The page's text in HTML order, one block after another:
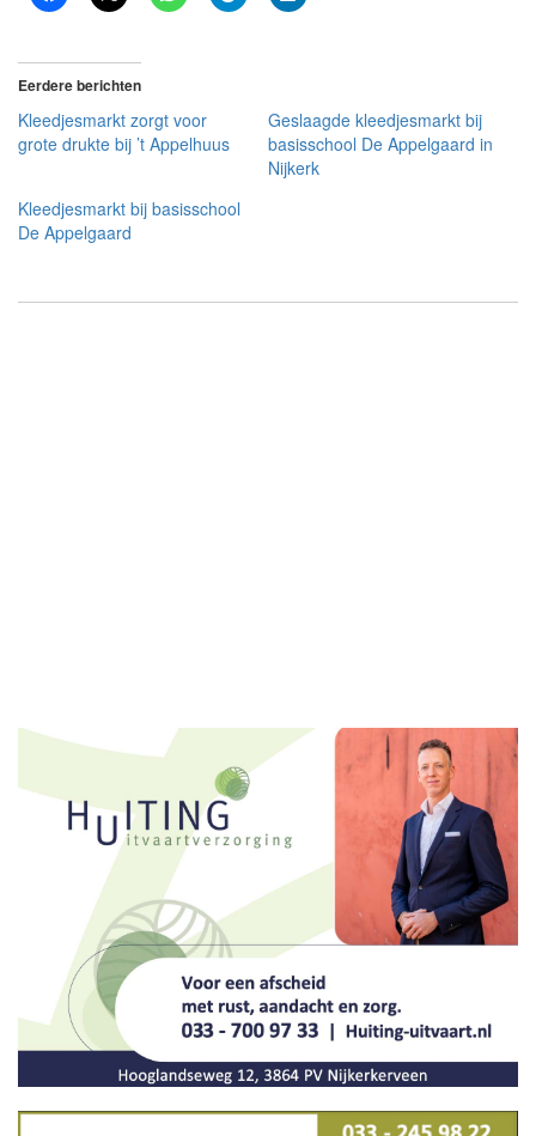
Eerdere berichten
Kleedjesmarkt zorgt voor
grote drukte bij ’t Appelhuus
Geslaagde kleedjesmarkt bij
basisschool De Appelgaard in
Nijkerk
Kleedjesmarkt bij basisschool
De Appelgaard